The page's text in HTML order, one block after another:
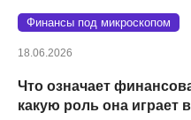
Финансы под микроскопом
18.06.2026
Что означает
какую роль она играет